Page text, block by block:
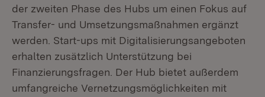
der zweiten Phase des Hubs um einen Fokus auf
Transfer- und Umsetzungsmaßnahmen ergänzt
werden. Start-ups mit Digitalisierungsangeboten
erhalten zusätzlich Unterstützung bei
Finanzierungsfragen. Der Hub bietet außerdem
umfangreiche Vernetzungsmöglichkeiten mit